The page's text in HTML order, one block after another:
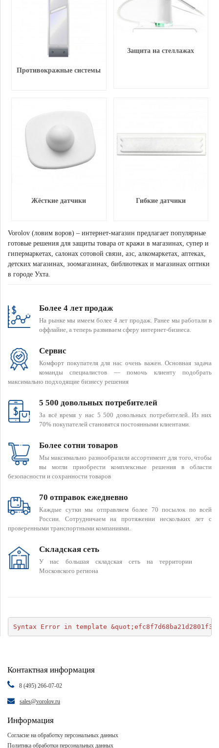
Противокражные системы
Защита на стеллажах
Жёсткие датчики Гибкие датчики
Vorolov (ловим воров) – интернет-магазин предлагает популярные
готовые решения для защиты товара от кражи в магазинах, супер и
гипермаркетах, салонах сотовой связи, азс, алкомаркетах, аптеках,
детских магазинах, зоомагазинах, библиотеках и магазинах оптики
в городе Ухта.
Более 4 лет продаж
На рынке мы имеем более 4 лет продаж. Ранее мы работали в
оффлайне, а теперь развиваем сферу интернет-бизнеса.
Сервис
Комфорт покупателя для нас очень важен. Основная задача
команды специалистов — помочь клиенту подобрать
максимально подходящие бизнесу решения
5 500 довольных потребителей
За всё время у нас 5 500 довольных потребителей. Из них
70% покупателей становятся постоянными клиентами.
Более сотни товаров
Мы максимально разнообразили ассортимент для того, чтобы
вы могли приобрести комплексные решения в области
безопасности и сохранности товаров
70 отправок ежедневно
Каждые сутки мы отправляем более 70 посылок по всей
России. Сотрудничаем на протяжении нескольких лет с
проверенными транспортными компаниями.
Складская сеть
У нас большая складская сеть на территории
Московского региона
Syntax Error in template
Контактная информация
8 (495) 266-07-02
sales@vorolov.ru
Информация
Согласие на обработку персональных данных
Политика обработки персональных данных